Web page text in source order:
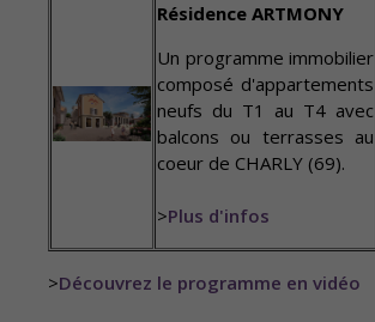
Résidence ARTMONY
Un programme immobilier
composé d'appartements
neufs du T1 au T4 avec
balcons ou terrasses au
coeur de CHARLY (69).
>Plus d'infos
>Découvrez le programme en vidéo